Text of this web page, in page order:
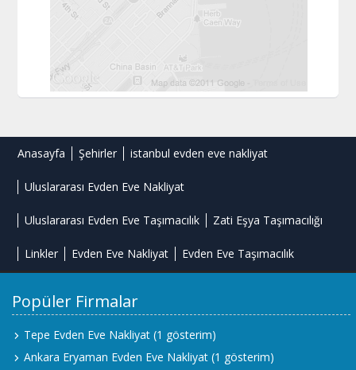
Anasayfa Şehirler istanbul evden eve nakliyat
Uluslararası Evden Eve Nakliyat
Uluslararası Evden Eve Taşımacılık Zati Eşya Taşımacılığı
Linkler Evden Eve Nakliyat Evden Eve Taşımacılık
Popüler Firmalar
Tepe Evden Eve Nakliyat (1 gösterim)
Ankara Eryaman Evden Eve Nakliyat (1 gösterim)